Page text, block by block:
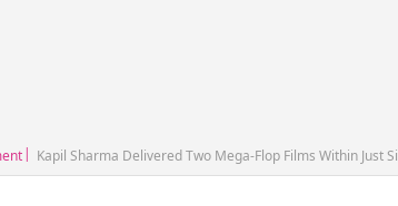
Kapil Sharma Delivered Two Mega-Flop Films Within Just